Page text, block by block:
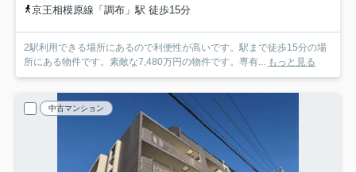
京王相模原線「調布」駅 徒歩15分
2駅利用できる場所にあるので利便性が高いです。駅まで徒歩15分の場
所にある物件です。素敵な7,480万円の物件です。専有... もっと見る
中古マンション